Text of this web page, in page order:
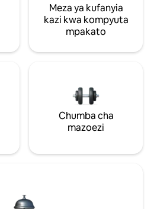
Meza ya kufanyia
kazi kwa kompyuta
mpakato
Chumba cha
mazoezi